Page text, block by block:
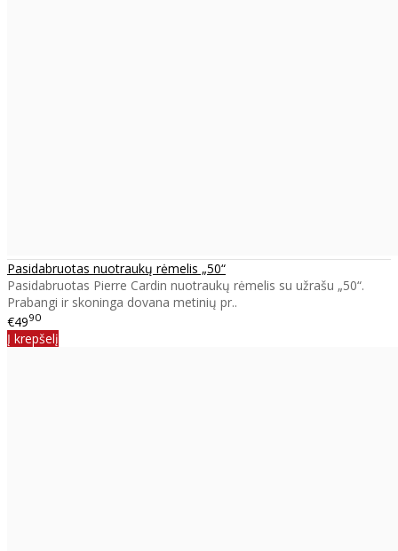
Pasidabruotas nuotraukų rėmelis „50“
Pasidabruotas Pierre Cardin nuotraukų rėmelis su užrašu „50“.
Prabangi ir skoninga dovana metinių pr..
€4990
Į krepšelį